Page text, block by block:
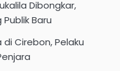
Dibongkar,
Baru
Cirebon, Pelaku